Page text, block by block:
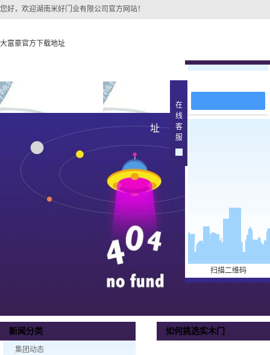
您好，欢迎湖南米好门业有限公司官方网站！
大富豪官方下载地址
关于大富豪官方下载地
址
大富豪官方下载地址的
简介
大富豪官方下载地址的
文化
组织架构
公司团队
荣誉资质
原木烤
新闻分类
集团动态
如何挑选实木门
在
线
客
服
扫描二维码